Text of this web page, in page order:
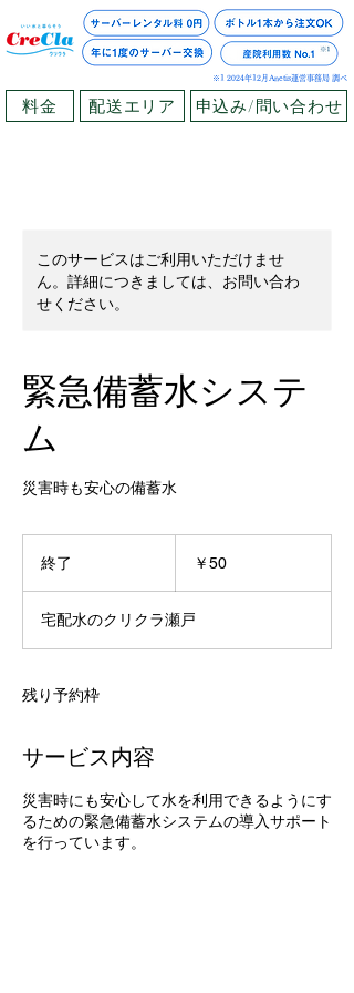
料金 申込み/問い合わせ
配送エリア
※1 2024年12月Anetis運営事務局 調べ
このサービスはご利用いただけませ
ん。詳細につきましては、お問い合わ
せください。
緊急備蓄水システ
ム
災害時も安心の備蓄水
終了 ￥50
宅配水のクリクラ瀬戸
残り予約枠
サービス内容
災害時にも安心して水を利用できるようにす
るための緊急備蓄水システムの導入サポート
を行っています。